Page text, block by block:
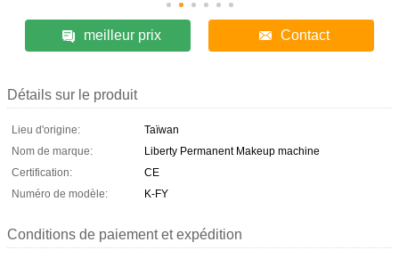
meilleur prix Contact
Détails sur le produit
Lieu d'origine:
Taïwan
Nom de marque:
Liberty Permanent Makeup machine
Certification:
CE
Numéro de modèle:
K-FY
Conditions de paiement et expédition